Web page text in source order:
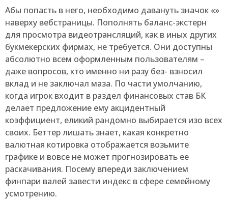
Абы попасть в него, необходимо давануть значок «»
наверху вебстраницы. Пополнять баланс-экстерн
для просмотра видеотрансляций, как в иных других
букмекерских фирмах, не требуется. Они доступны
абсолютно всем оформленным пользователям –
даже вопросов, кто именно ни разу без- взносил
вклад и не заключал маза. По части умолчанию,
когда игрок входит в раздел финансовых став БК
делает предложение ему акцидентный
коэффициент, еликий рандомно выбирается изо всех
своих. Беттер лишать знает, какая конкретно
валютная котировка отображается возьмите
графике и вовсе не может прогнозировать ее
раскачивания. Посему впереди заключением
финпари валей завести индекс в сфере семейному
усмотрению.